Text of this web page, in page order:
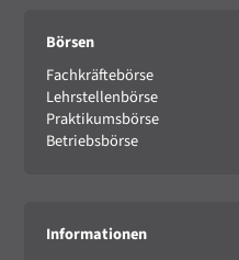
Börsen
Fachkräftebörse
Lehrstellenbörse
Praktikumsbörse
Betriebsbörse
Informationen